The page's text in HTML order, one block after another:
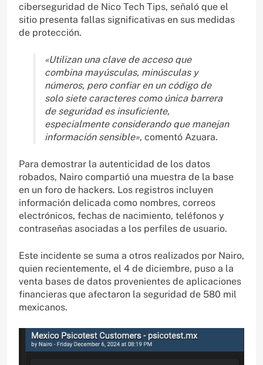
ciberseguridad de Nico Tech Tips, señaló que el
sitio presenta fallas significativas en sus medidas
de protección.
«Utilizan una clave de acceso que
combina mayúsculas, minúsculas y
números, pero confiar en un código de
solo siete caracteres como única barrera
de seguridad es insuficiente,
especialmente considerando que manejan
información sensible», comentó Azuara.
Para demostrar la autenticidad de los datos
robados, Nairo compartió una muestra de la base
en un foro de hackers. Los registros incluyen
información delicada como nombres, correos
electrónicos, fechas de nacimiento, teléfonos y
contraseñas asociadas a los perfiles de usuario.
Este incidente se suma a otros realizados por Nairo,
quien recientemente, el 4 de diciembre, puso a la
venta bases de datos provenientes de aplicaciones
financieras que afectaron la seguridad de 580 mil
mexicanos.